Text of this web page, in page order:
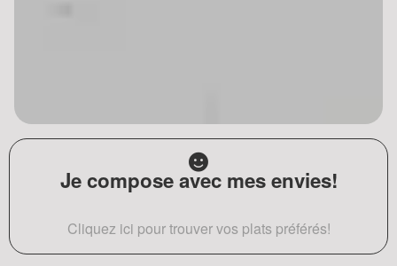
Je compose avec mes envies!
Cliquez ici pour trouver vos plats préférés!